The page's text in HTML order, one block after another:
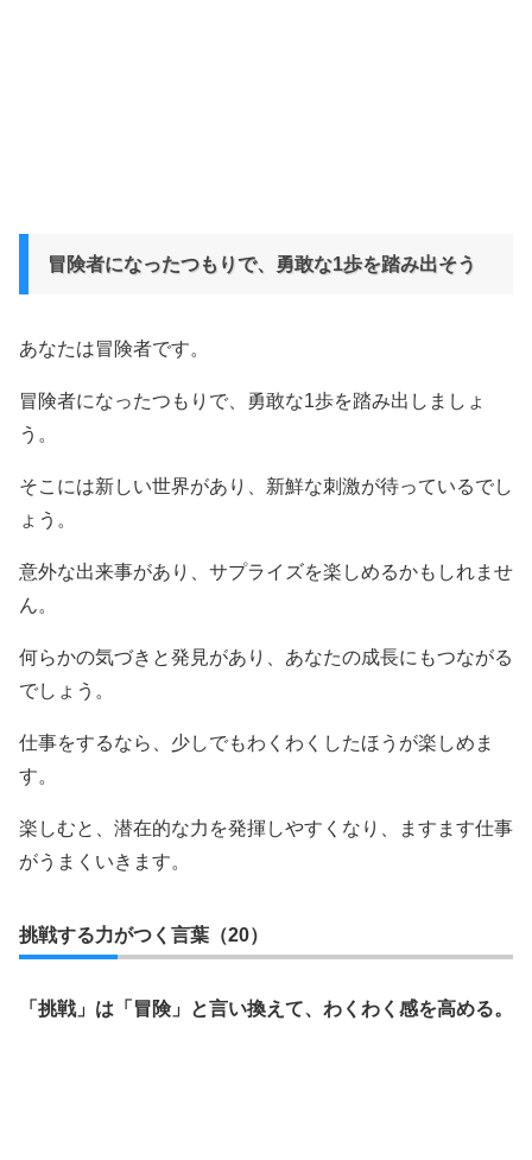
冒険者になったつもりで、勇敢な1歩を踏み出そう
あなたは冒険者です。
冒険者になったつもりで、勇敢な1歩を踏み出しましょ
う。
そこには新しい世界があり、新鮮な刺激が待っているでし
ょう。
意外な出来事があり、サプライズを楽しめるかもしれませ
ん。
何らかの気づきと発見があり、あなたの成長にもつながる
でしょう。
仕事をするなら、少しでもわくわくしたほうが楽しめま
す。
楽しむと、潜在的な力を発揮しやすくなり、ますます仕事
がうまくいきます。
挑戦する力がつく言葉（20）
「挑戦」は「冒険」と言い換えて、わくわく感を高める。